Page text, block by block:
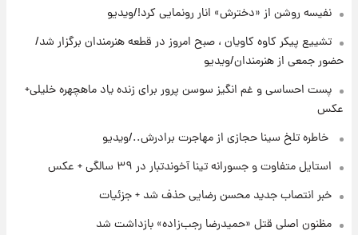
۱۹ ساعت پیش
پست جدید محسن رضایی در شورای عالی امنیت
ملی
۲۳ ساعت پیش
آتش‌سوزی در لوناپارک شیراز؛ آخرین وضعیت
خواستگار ۵۰ساله شاهدخت لئونور بازداشت شد
نفیسه روشن از «دخترش» انار رونمایی کرد!/ویدیو
تشییع پیکر کاوه کاویان ، صبح امروز در قطعه هنرمندان برگزار شد/
حضور جمعی از هنرمندان/ویدیو
پست احساسی و غم انگیز سوسن پرور برای زنده یاد ماهچهره خلیلی+
عکس
⁨ خاطره تلخ سینا حجازی از مهاجرت برادرش../ویدیو
استایل متفاوت و جسورانه تینا آخوندتبار در ۳۹ سالگی + عکس
خبر انتصاب جدید محسن رضایی حذف شد + جزئیات
مظنون اصلی قتل «حمیدرضا رجب‌زاده» بازداشت شد